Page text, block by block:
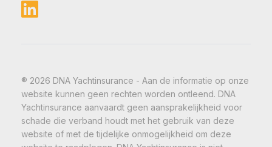
® 2026 DNA Yachtinsurance - Aan de informatie op onze
website kunnen geen rechten worden ontleend. DNA
Yachtinsurance aanvaardt geen aansprakelijkheid voor
schade die verband houdt met het gebruik van deze
website of met de tijdelijke onmogelijkheid om deze